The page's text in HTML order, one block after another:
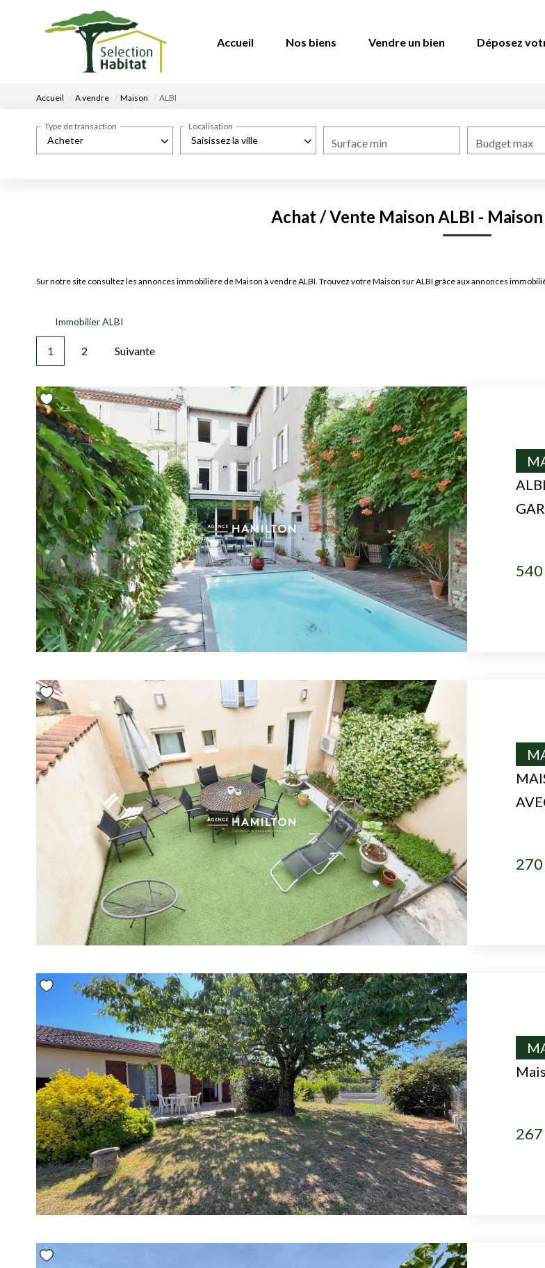
Accueil Nos biens Vendre un bien Déposez
Accueil A vendre Maison ALBI
Acheter
Type de transaction
Saisissez la ville
Localisation
Surface min Budget max
Achat / Vente Maison ALBI - Maison
Sur notre site consultez les annonces immobilière de Maison à vendre ALBI. Trouvez votre Maison sur ALBI grâce aux annonces
Immobilier ALBI
1 2 Suivante